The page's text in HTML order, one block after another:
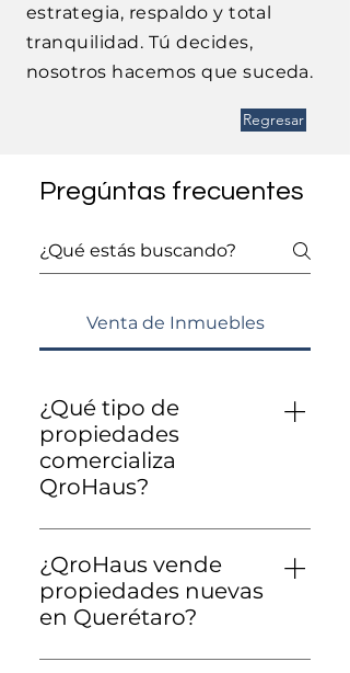
estrategia, respaldo y total
tranquilidad. Tú decides,
nosotros hacemos que suceda.
Regresar
Pregúntas frecuentes
Venta de Inmuebles
¿Qué tipo de
propiedades
comercializa
QroHaus?
En QroHaus comercializamos
casas, departamentos y
propiedades residenciales en
Querétaro, incluyendo
algunos de los desarrollos y
¿QroHaus vende
propiedades nuevas
en Querétaro?
Sí. Contamos con opciones de